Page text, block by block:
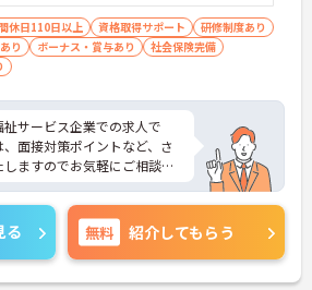
体の負担を軽減！＞
比率が90パーセント以上と
無理な長時間勤務が発生し
って施設内でのケアを行う
は5時間から7時間程度とか
ます
としてお休みとなるシフト
っかりと休息を取りながら
ップ＞
修などの資格や実務経験、
与に反映されるためモチベ
す
休日110日以上 資格取得サポート
研修制度あり
り
ボーナス・賞与あり
社会保険完備
サービス企業での求人で
面接対策ポイントなど、さ
ますのでお気軽にご相談く
る 無料 紹介してもらう